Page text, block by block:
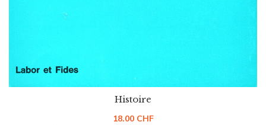
Histoire
18.00 CHF